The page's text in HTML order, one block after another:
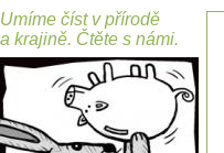
Umíme číst v přírodě
a krajině. Čtěte s námi.